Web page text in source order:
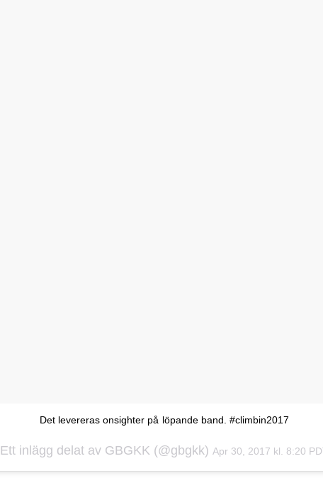
Det levereras onsighter på löpande band. #climbin2017
Ett inlägg delat av GBGKK (@gbgkk) Apr 30, 2017 kl. 8:20